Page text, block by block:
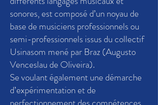
sonores, est composé d’un noyau de
base de musiciens professionnels ou
semi-professionnels issus du collectif
Usinasom mené par Braz (Augusto
Venceslau de Oliveira).
Se voulant également une démarche
d’expérimentation et de